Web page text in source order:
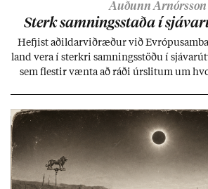
Auðunn Arnórsson
Sterk samn­ings­staða í
Hefj­ist að­ild­ar­við­ræð­ur við
land vera í sterkri samn­ings­stöðu í
sem flest­ir vænta að ráði úr­slit­um um
kerfi, en sveigj­an­leiki til lausna er